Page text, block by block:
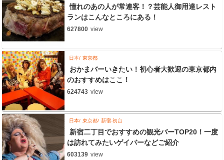
憧れのあの人が常連客！？芸能人御用達レスト
ランはこんなところにある！
627800 view
日本 東京都
おかまバーいきたい！初心者大歓迎の東京都内
のおすすめはここ！
624743 view
日本 東京都 新宿-初台
新宿二丁目でおすすめの観光バーTOP20！一度
は訪れてみたいゲイバーなどご紹介
603139 view